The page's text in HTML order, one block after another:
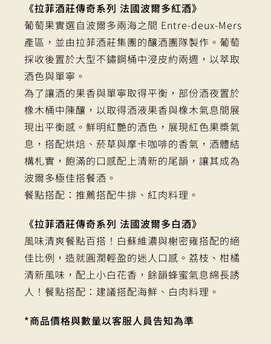
《拉菲酒莊傳奇系列 法國波爾多紅酒》
葡萄果實選自波爾多兩海之間 Entre-deux-Mers
產區，並由拉菲酒莊集團的釀酒團隊製作。葡萄
採收後置於大型不鏽鋼桶中浸皮約兩週，以萃取
酒色與單寧。
為了讓酒的果香與單寧取得平衡，部份酒夜置於
橡木桶中陳釀，以取得酒液果香與橡木氣息間展
現出平衡感。鮮明紅艷的酒色，展現紅色果槳氣
息，搭配烘焙、菸草與摩卡咖啡的香氣，酒體結
構札實，飽滿的口感配上清新的尾韻，讓其成為
波爾多極佳搭餐酒。
餐點搭配：推薦搭配牛排、紅肉料理。
《拉菲酒莊傳奇系列 法國波爾多白酒》
風味清爽餐點百搭！白蘇維濃與榭密雍搭配的絕
佳比例，造就圓潤輕盈的迷人口感。荔枝、柑橘
清新風味，配上小白花香，餘韻蜂蜜氣息綿長誘
人！餐點搭配：建議搭配海鮮、白肉料理。
*商品價格與數量以客服人員告知為準